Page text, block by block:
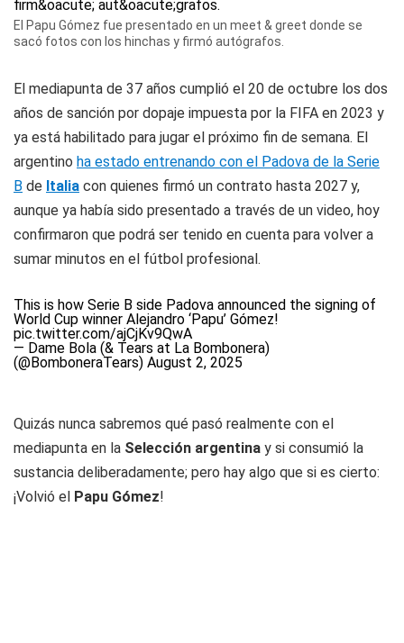
El Papu Gómez fue presentado en un meet & greet donde se
sacó fotos con los hinchas y firmó autógrafos.
El mediapunta de 37 años cumplió el 20 de octubre los dos
años de sanción por dopaje impuesta por la FIFA en 2023 y
ya está habilitado para jugar el próximo fin de semana. El
argentino ha estado entrenando con el Padova de la Serie
B de Italia con quienes firmó un contrato hasta 2027 y,
aunque ya había sido presentado a través de un video, hoy
confirmaron que podrá ser tenido en cuenta para volver a
sumar minutos en el fútbol profesional.
This is how Serie B side Padova announced the signing of
World Cup winner Alejandro ‘Papu’ Gómez!
pic.twitter.com/ajCjKv9QwA
— Dame Bola (& Tears at La Bombonera)
(@BomboneraTears) August 2, 2025
Quizás nunca sabremos qué pasó realmente con el
mediapunta en la Selección argentina y si consumió la
sustancia deliberadamente; pero hay algo que si es cierto:
¡Volvió el Papu Gómez!